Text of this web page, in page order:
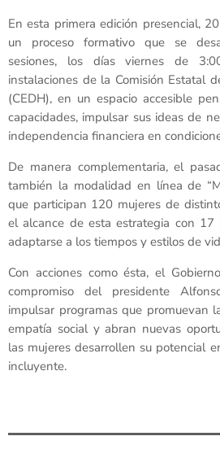
En esta primera edición presencial,
un proceso formativo que se
sesiones, los días viernes de
instalaciones de la Comisión Estatal
(CEDH), en un espacio accesible
capacidades, impulsar sus ideas de
independencia financiera en
De manera complementaria, el
también la modalidad en línea de
que participan 120 mujeres de
el alcance de esta estrategia con 17
adaptarse a los tiempos y estilos de
Con acciones como ésta, el
compromiso del presidente
impulsar programas que promuevan
empatía social y abran nuevas
las mujeres desarrollen su potencial
incluyente.